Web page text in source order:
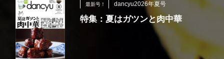
最新号！ dancyu2026年夏号
特集：夏はガツンと肉中華